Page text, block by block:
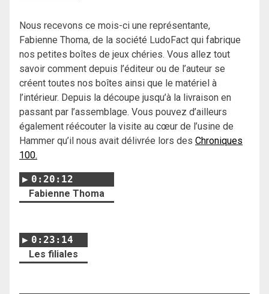
Nous recevons ce mois-ci une représentante,
Fabienne Thoma, de la société LudoFact qui fabrique
nos petites boîtes de jeux chéries. Vous allez tout
savoir comment depuis l’éditeur ou de l’auteur se
créent toutes nos boîtes ainsi que le matériel à
l’intérieur. Depuis la découpe jusqu’à la livraison en
passant par l’assemblage. Vous pouvez d’ailleurs
également réécouter la visite au cœur de l’usine de
Hammer qu’il nous avait délivrée lors des Chroniques
100.
0:20:12
Fabienne Thoma
0:23:14
Les filiales